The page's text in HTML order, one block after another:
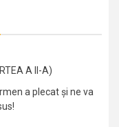
A II-A)
a plecat și ne va